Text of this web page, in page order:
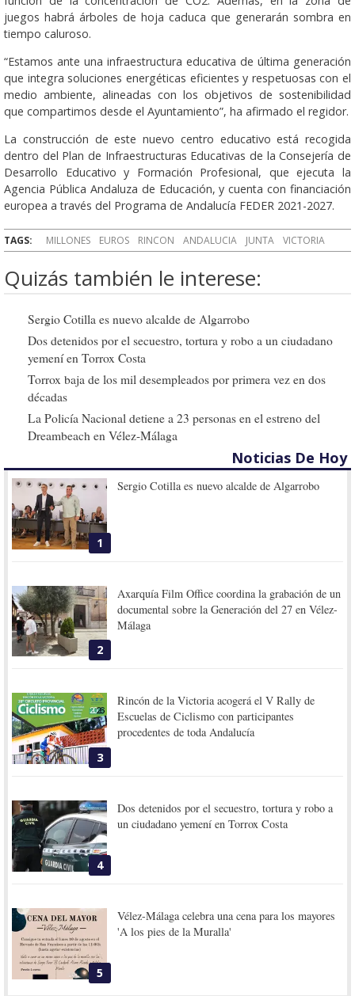
juegos habrá árboles de hoja caduca que generarán sombra en
tiempo caluroso.
“Estamos ante una infraestructura educativa de última generación
que integra soluciones energéticas eficientes y respetuosas con el
medio ambiente, alineadas con los objetivos de sostenibilidad
que compartimos desde el Ayuntamiento”, ha afirmado el regidor.
La construcción de este nuevo centro educativo está recogida
dentro del Plan de Infraestructuras Educativas de la Consejería de
Desarrollo Educativo y Formación Profesional, que ejecuta la
Agencia Pública Andaluza de Educación, y cuenta con financiación
europea a través del Programa de Andalucía FEDER 2021-2027.
TAGS: MILLONES EUROS RINCON ANDALUCIA JUNTA VICTORIA
Quizás también le interese:
Sergio Cotilla es nuevo alcalde de Algarrobo
Dos detenidos por el secuestro, tortura y robo a un ciudadano
yemení en Torrox Costa
Torrox baja de los mil desempleados por primera vez en dos
décadas
La Policía Nacional detiene a 23 personas en el estreno del
Dreambeach en Vélez-Málaga
Noticias De Hoy
1
Sergio Cotilla es nuevo alcalde de Algarrobo
2
Axarquía Film Office coordina la grabación de un
documental sobre la Generación del 27 en Vélez-
Málaga
3
Rincón de la Victoria acogerá el V Rally de
Escuelas de Ciclismo con participantes
procedentes de toda Andalucía
4
Dos detenidos por el secuestro, tortura y robo a
un ciudadano yemení en Torrox Costa
5
Vélez-Málaga celebra una cena para los mayores
'A los pies de la Muralla'